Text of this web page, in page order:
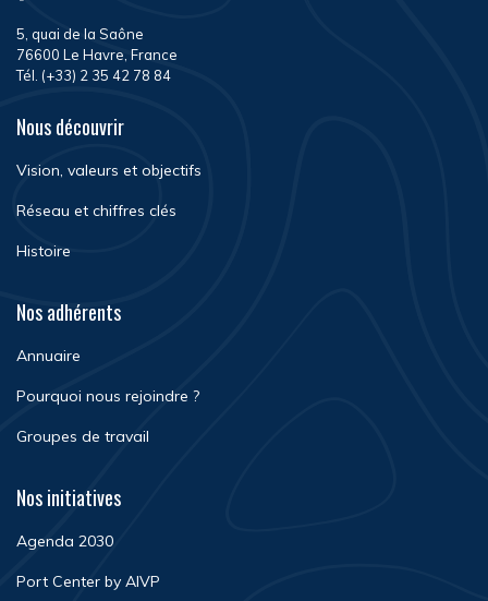
5, quai de la Saône
76600 Le Havre, France
Tél. (+33) 2 35 42 78 84
Nous découvrir
Vision, valeurs et objectifs
Réseau et chiffres clés
Histoire
Nos adhérents
Annuaire
Pourquoi nous rejoindre ?
Groupes de travail
Nos initiatives
Agenda 2030
Port Center by AIVP